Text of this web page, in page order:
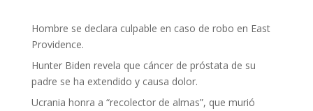
Hombre se declara culpable en caso de robo en East
Providence.
Hunter Biden revela que cáncer de próstata de su
padre se ha extendido y causa dolor.
Ucrania honra a “recolector de almas”, que murió